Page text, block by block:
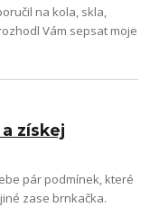
na kola, skla,
Vám sepsat moje
získej
pár podmínek, které
zase brnkačka.